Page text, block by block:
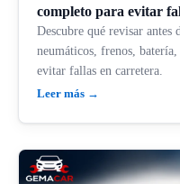
completo para evitar
Descubre qué revisar antes
neumáticos, frenos,
evitar fallas en carretera.
Leer más →